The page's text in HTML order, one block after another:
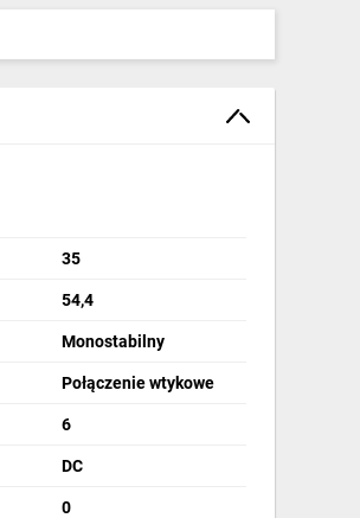
35
54,4
Monostabilny
Połączenie wtykowe
6
DC
0